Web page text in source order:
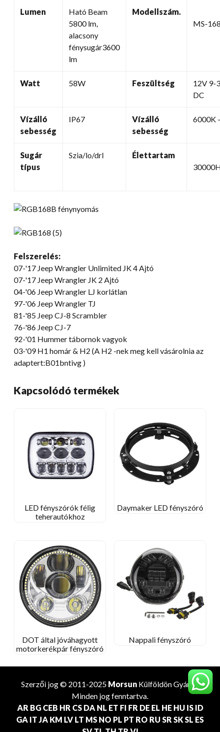
Lumen
Ható Beam
5800 lm,
alacsony
fénysugár3600
lm
Modellszám.
MS-
Watt 58W Feszültség
12V 9-
DC
Vízálló
sebesség
IP67
Vízálló
sebesség
6000K -
Sugár
típus
Szia/lo/drl
Élettartam
Felszerelés:
07-'17 Jeep Wrangler Unlimited JK4 Ajtó
07-'17 Jeep Wrangler JK 2 Ajtó
04-'06 Jeep Wrangler LJ korlátlan
97-'06 Jeep Wrangler TJ
81-'85 Jeep CJ-8 Scrambler
76-'86 Jeep CJ-7
92-'01 Hummer tábornok vagyok
03-'09 H1 homár & H2 (A H2 -nek meg kell vásárolnia az
adaptert:B01bntivg )
Kapcsolódó termékek
LED fényszórók félig
teherautókhoz
Daymaker LED fényszóró
DOT által jóváhagyott
motorkerékpár fényszóró
Nappali fényszóró
Szerzői jog © 2011-2025 Morsun KülföldönGyártó.
Minden jog fenntartva.
AR BG CEB HR CS DA NL ET FI FR DE EL HE HU IS ID
GA IT JA KM LV LT MS NO PL PT RO RU SR SKSL ES